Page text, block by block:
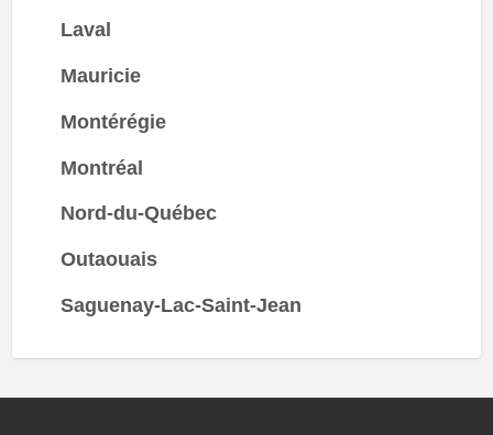
Laval
Mauricie
Montérégie
Montréal
Nord-du-Québec
Outaouais
Saguenay-Lac-Saint-Jean